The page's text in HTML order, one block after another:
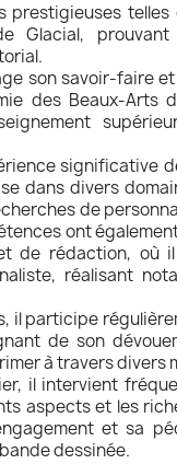
telles
Glacial,
son savoir-faire
des Beaux-Arts
significative
dans divers
de
ont
de rédaction, où
réalisant
il participe
de son
à travers divers
il intervient
aspects et les
et sa
dessinée.